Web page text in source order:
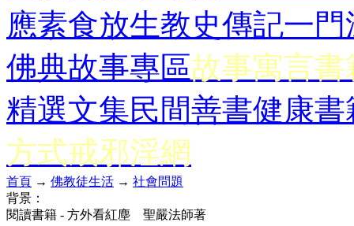
應素食放生教史傳記一門
佛典故事專區故事寓言書
精選文集民間善書健康書
方式戒邪淫網
首頁 → 佛教徒生活 → 社會問題
背景：
閱讀書籍 - 方外看紅塵 聖嚴法師著